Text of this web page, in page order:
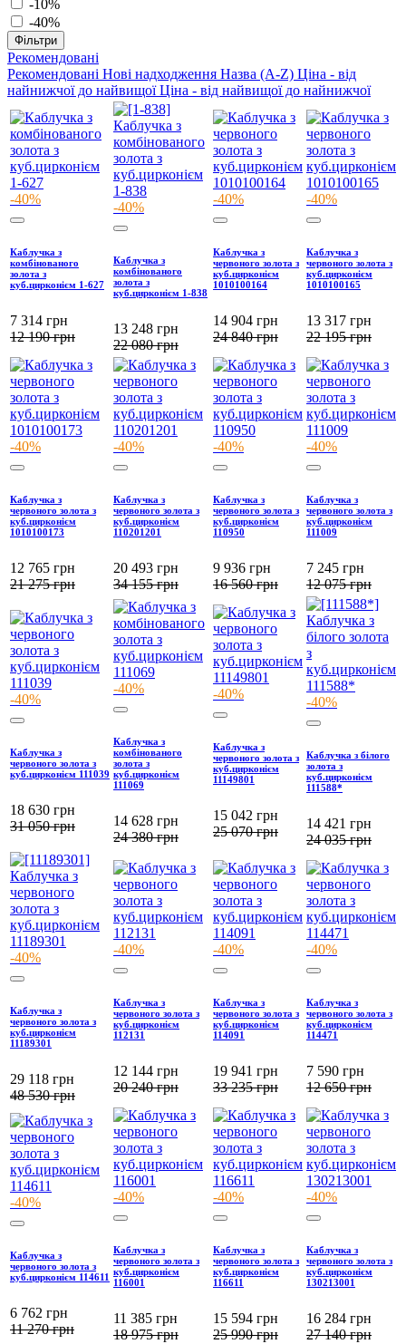
-10%
-40%
Фільтри
Рекомендовані
Рекомендовані Нові надходження Назва (A-Z) Ціна - від
найнижчої до найвищої Ціна - від найвищої до найнижчої
-40%
Каблучка з
комбінованого
золота з
куб.цирконієм 1-627
7 314 грн
12 190грн
-40%
Каблучка з
комбінованого
золота з
куб.цирконієм 1-838
13 248 грн
22 080грн
-40%
Каблучка з
червоного золота з
куб.цирконієм
1010100164
14 904 грн
24 840грн
-40%
Каблучка з
червоного золота з
куб.цирконієм
1010100165
13 317 грн
22 195грн
-40%
Каблучка з
червоного золота з
куб.цирконієм
1010100173
12 765 грн
21 275грн
-40%
Каблучка з
червоного золота з
куб.цирконієм
110201201
20 493 грн
34 155грн
-40%
Каблучка з
червоного золота з
куб.цирконієм
110950
9 936 грн
16 560грн
-40%
Каблучка з
червоного золота з
куб.цирконієм
111009
7 245 грн
12 075грн
-40%
Каблучка з
червоного золота з
куб.цирконієм 111039
18 630 грн
31 050грн
-40%
Каблучка з
комбінованого
золота з
куб.цирконієм
111069
14 628 грн
24 380грн
-40%
Каблучка з
червоного золота з
куб.цирконієм
11149801
15 042 грн
25 070грн
-40%
Каблучка з білого
золота з
куб.цирконієм
111588*
14 421 грн
24 035грн
-40%
Каблучка з
червоного золота з
куб.цирконієм
11189301
29 118 грн
48 530грн
-40%
Каблучка з
червоного золота з
куб.цирконієм
112131
12 144 грн
20 240грн
-40%
Каблучка з
червоного золота з
куб.цирконієм
114091
19 941 грн
33 235грн
-40%
Каблучка з
червоного золота з
куб.цирконієм
114471
7 590 грн
12 650грн
-40%
Каблучка з
червоного золота з
куб.цирконієм 114611
6 762 грн
11 270грн
-40%
Каблучка з
червоного золота з
куб.цирконієм
116001
11 385 грн
18 975грн
-40%
Каблучка з
червоного золота з
куб.цирконієм
116611
15 594 грн
25 990грн
-40%
Каблучка з
червоного золота з
куб.цирконієм
130213001
16 284 грн
27 140грн